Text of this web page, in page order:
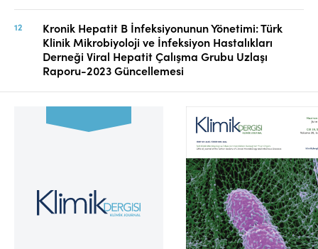
Kronik Hepatit B İnfeksiyonunun Yönetimi: Türk
Klinik Mikrobiyoloji ve İnfeksiyon Hastalıkları
Derneği Viral Hepatit Çalışma Grubu Uzlaşı
Raporu-2023 Güncellemesi